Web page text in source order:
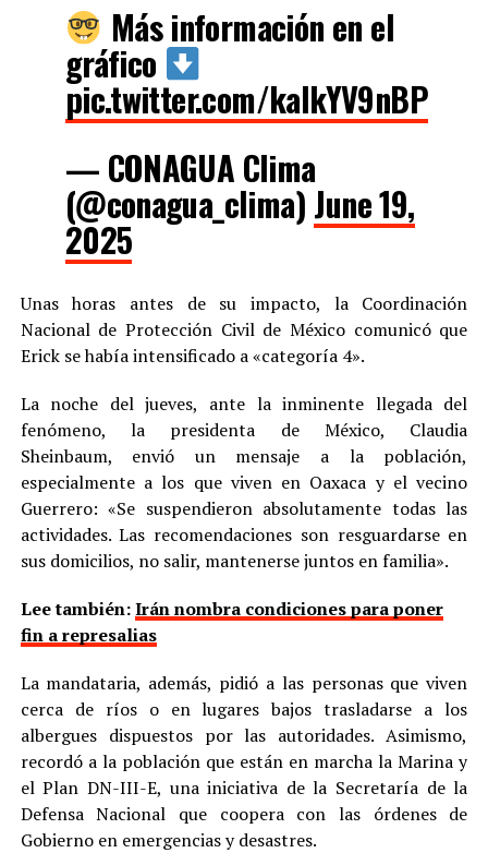
Más información en el
gráfico
pic.twitter.com/kalkYV9nBP
— CONAGUA Clima
(@conagua_clima) June 19,
2025
Unas horas antes de su impacto, la Coordinación
Nacional de Protección Civil de México comunicó que
Erick se había intensificado a «categoría 4».
La noche del jueves, ante la inminente llegada del
fenómeno, la presidenta de México, Claudia
Sheinbaum, envió un mensaje a la población,
especialmente a los que viven en Oaxaca y el vecino
Guerrero: «Se suspendieron absolutamente todas las
actividades. Las recomendaciones son resguardarse en
sus domicilios, no salir, mantenerse juntos en familia».
Lee también:Irán nombra condiciones para poner
fin a represalias
La mandataria, además, pidió a las personas que viven
cerca de ríos o en lugares bajos trasladarse a los
albergues dispuestos por las autoridades. Asimismo,
recordó a la población que están en marcha la Marina y
el Plan DN-III-E, una iniciativa de la Secretaría de la
Defensa Nacional que coopera con las órdenes de
Gobierno en emergencias y desastres.